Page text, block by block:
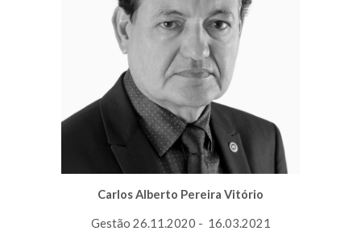
Carlos Alberto Pereira Vitório
Gestão 26.11.2020 - 16.03.2021